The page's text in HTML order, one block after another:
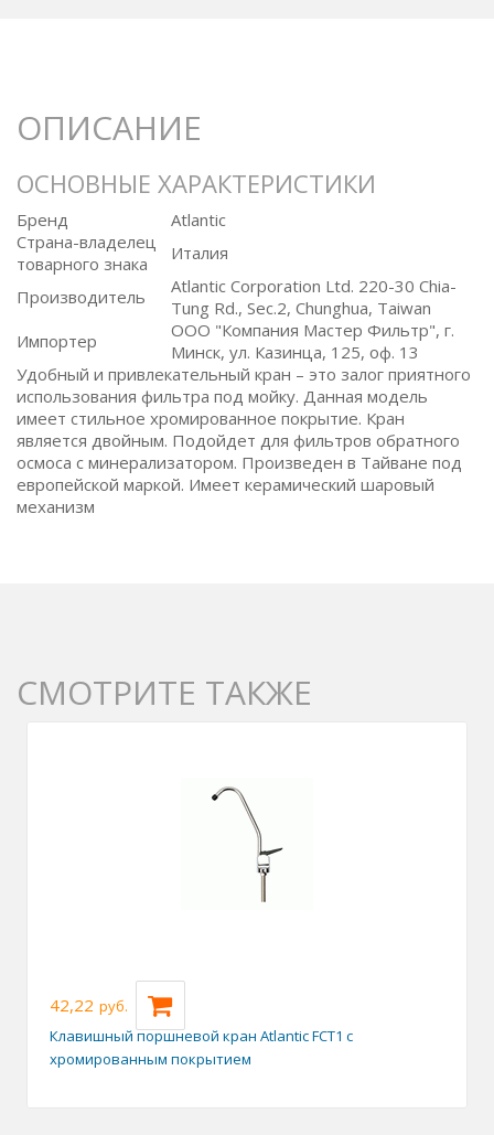
ОПИСАНИЕ
ОСНОВНЫЕ ХАРАКТЕРИСТИКИ
Бренд
Atlantic
Страна-владелец
товарного знака
Италия
Производитель
Atlantic Corporation Ltd. 220-30 Chia-
Tung Rd., Sec.2, Chunghua, Taiwan
Импортер
ООО "Компания Мастер Фильтр", г.
Минск, ул. Казинца, 125, оф. 13
Удобный и привлекательный кран – это залог приятного
использования фильтра под мойку. Данная модель
имеет стильное хромированное покрытие. Кран
является двойным. Подойдет для фильтров обратного
осмоса с минерализатором. Произведен в Тайване под
европейской маркой. Имеет керамический шаровый
механизм
СМОТРИТЕ ТАКЖЕ
42,22 руб.
Клавишный поршневой кран Atlantic FCT1 с
хромированным покрытием